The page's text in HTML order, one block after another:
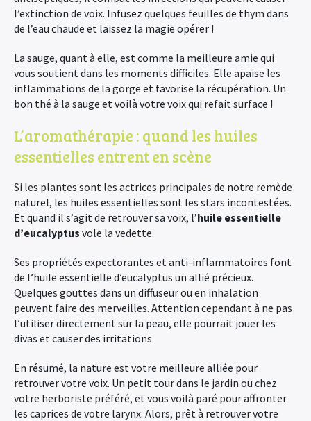
l’extinction de voix. Infusez quelques feuilles de thym dans
de l’eau chaude et laissez la magie opérer !
La sauge, quant à elle, est comme la meilleure amie qui
vous soutient dans les moments difficiles. Elle apaise les
inflammations de la gorge et favorise la récupération. Un
bon thé à la sauge et voilà votre voix qui refait surface !
L’aromathérapie : quand les huiles
essentielles entrent en scène
Si les plantes sont les actrices principales de notre remède
naturel, les huiles essentielles sont les stars incontestées.
Et quand il s’agit de retrouver sa voix, l’huile essentielle
d’eucalyptus vole la vedette.
Ses propriétés expectorantes et anti-inflammatoires font
de l’huile essentielle d’eucalyptus un allié précieux.
Quelques gouttes dans un diffuseur ou en inhalation
peuvent faire des merveilles. Attention cependant à ne pas
l’utiliser directement sur la peau, elle pourrait jouer les
divas et causer des irritations.
En résumé, la nature est votre meilleure alliée pour
retrouver votre voix. Un petit tour dans le jardin ou chez
votre herboriste préféré, et vous voilà paré pour affronter
les caprices de votre larynx. Alors, prêt à retrouver votre